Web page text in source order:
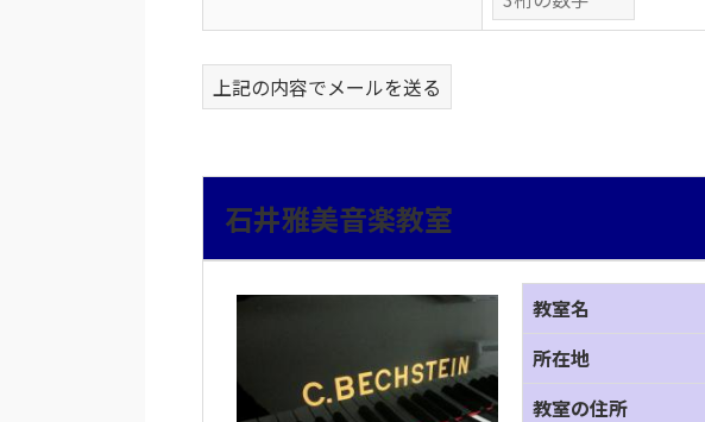
上記の内容でメールを送る
石井雅美音楽教室
教室名
所在地
教室の住所